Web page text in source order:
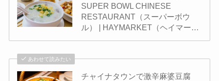
SUPER BOWL CHINESE
RESTAURANT（スーパーボウ
ル） | HAYMARKET（ヘイマー…
あわせて読みたい
チャイナタウンで激辛麻婆豆腐